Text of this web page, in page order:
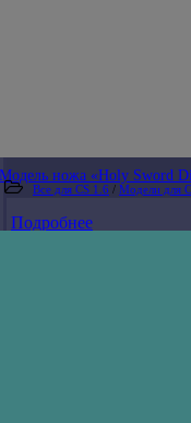
Модель ножа «Holy Sword
Все для CS 1.6 / Модели для
Подробнее